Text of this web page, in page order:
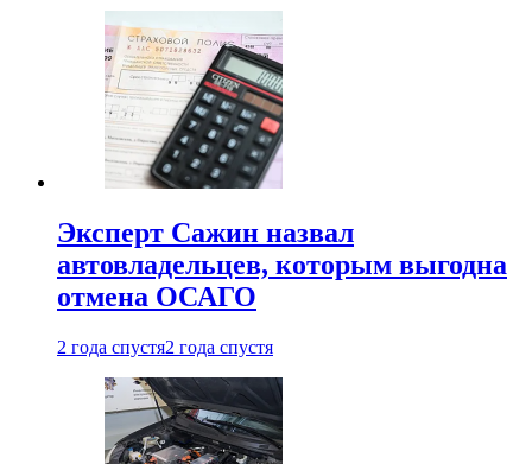
Эксперт Сажин назвал
автовладельцев, которым выгодна
отмена ОСАГО
2 года спустя2 года спустя